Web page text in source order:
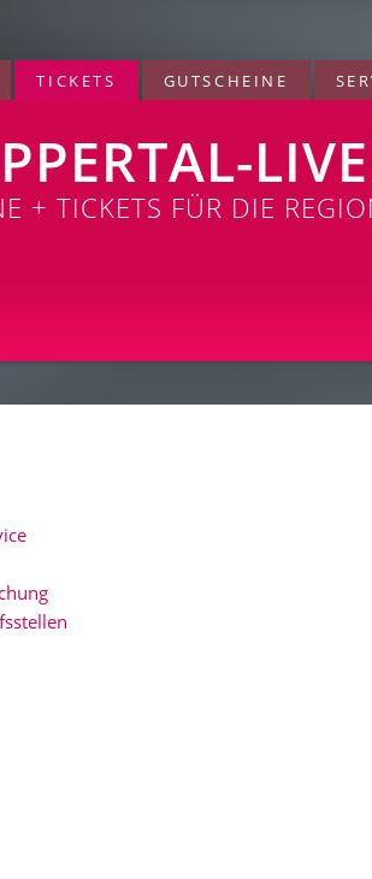
TICKETS GUTSCHEINE
LIVE
+ TICKETS FÜR DIE